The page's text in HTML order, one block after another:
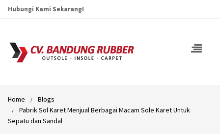
Hubungi Kami Sekarang!
Home
Blogs
Pabrik Sol Karet Menjual Berbagai Macam Sole Karet Untuk
Sepatu dan Sandal